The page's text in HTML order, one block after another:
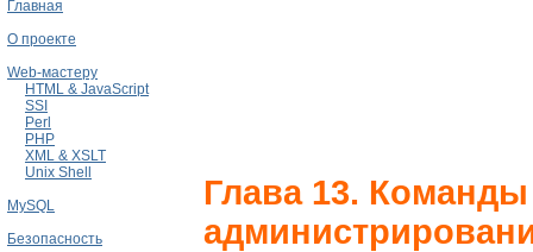
Главная
О проекте
Web-мастеру
HTML & JavaScript
SSI
Perl
PHP
XML & XSLT
Unix Shell
MySQL
Безопасность
Глава 13.